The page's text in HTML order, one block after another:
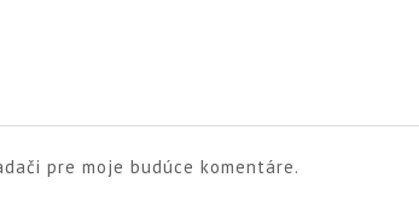
pre moje budúce komentáre.